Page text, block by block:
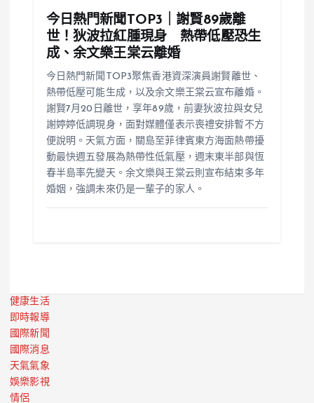
今日熱門新聞TOP3｜謝賢89歲離
世！狄波拉紅腫現身 熱帶低壓恐生
成、余文樂王棠云離婚
今日熱門新聞TOP3聚焦香港資深演員謝賢離世、
熱帶低壓可能生成，以及余文樂王棠云宣布離婚。
謝賢7月20日離世，享年89歲，前妻狄波拉與女兒
謝婷婷低調現身，面對媒體僅表示喪禮安排暫不方
便說明。天氣方面，關島至菲律賓東方海面熱帶擾
動最快週五發展為熱帶性低氣壓，週末東半部與恆
春半島率先變天。余文樂與王棠云則宣布結束多年
婚姻，強調未來仍是一輩子的家人。
健康生活
即時報導
國際新聞
國際消息
天氣氣象
娛樂影視
情侶